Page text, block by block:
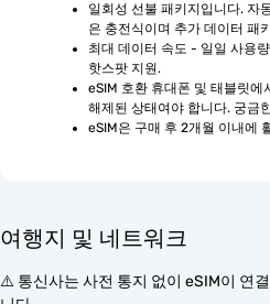
일회성 선불 패키지입니다. 자
은 충전식이며 추가 데이터 패
최대 데이터 속도 - 일일 사용
핫스팟 지원.
eSIM 호환 휴대폰 및 태블릿에
해제된 상태여야 합니다. 궁금
eSIM은 구매 후 2개월 이내에
여행지 및 네트워크
⚠️ 통신사는 사전 통지 없이 eSIM이 연